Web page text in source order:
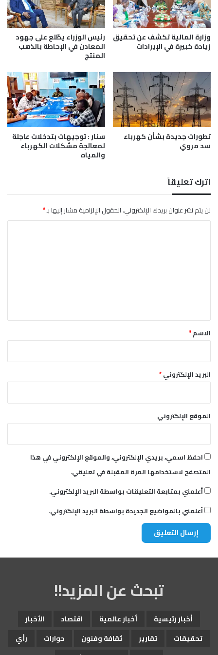
ا
ه
ا
ل
خ
و
م
و
ا
د
ل
ت
ي
ل
ا
ل
م
وزارة المالية تكشف عن تحقيق
زيادة كبيرة في الإيرادات
رئيس الوزراء يطّلع على جهود
المعادن في الإحاطة بالذهب
المنتج
تطورات جديدة بشأن كهرباء
سد مروي
سنار : توجيهات بتدخلات عاجلة
لمعالجة مشكلات الكهرباء
والمياه
اترك تعليقاً
لن يتم نشر عنوان بريدك الإلكتروني.الحقول الإلزامية مشار إليها بـ*
*الاسم*
البريد الإلكتروني*
الموقع الإلكتروني
احفظ اسمي، بريدي الإلكتروني، والموقع الإلكتروني في هذا
المتصفح لاستخدامها المرة المقبلة في تعليقي.
أعلمني بمتابعة التعليقات بواسطة البريد الإلكتروني.
أعلمني بالمواضيع الجديدة بواسطة البريد الإلكتروني.
تبحث عن المزيد!!
أخبار رئيسية أخبار عالمية اقتصاد
الأخبار
تحقيقات
تقارير ثقافة وفنون حوارات
رأي